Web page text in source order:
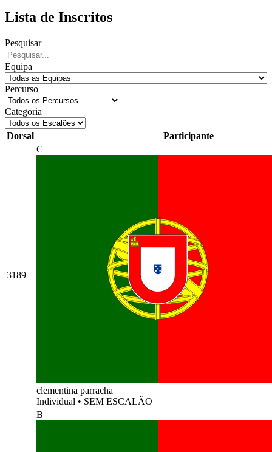
Lista de Inscritos
Pesquisar
Equipa
Percurso
Categoria
Dorsal Participante
3189
C
clementina parracha
Individual • SEM ESCALÃO
B